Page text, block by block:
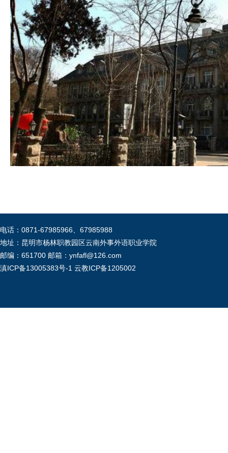
电话：0871-67985966、67985988
地址：昆明市杨林职教园区云南外事外语职业学院
邮编：651700 邮箱：ynfafl@126.com
滇ICP备13005383号-1 云教ICP备1205002